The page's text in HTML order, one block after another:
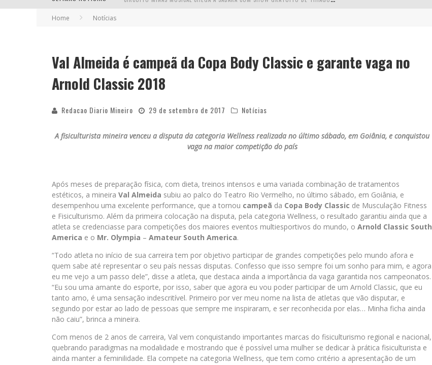
YAN TRAZ A TURNÊ NACIONAL DO PAGODYANDO PARA BELO HORIZONTE
Home Notícias
Val Almeida é campeã da Copa Body Classic e garante vaga no
Arnold Classic 2018
Redacao Diario Mineiro 29 de setembro de 2017 Notícias
A fisiculturista mineira venceu a disputa da categoria Wellness realizada no último sábado, em Goiânia, e conquistou
vaga na maior competição do país
Após meses de preparação física, com dieta, treinos intensos e uma variada combinação de tratamentos
estéticos, a mineira Val Almeida subiu ao palco do Teatro Rio Vermelho, no último sábado, em Goiânia, e
desempenhou uma excelente performance, que a tornou campeã da Copa Body Classic de Musculação Fitness
e Fisiculturismo. Além da primeira colocação na disputa, pela categoria Wellness, o resultado garantiu ainda que a
atleta se credenciasse para competições dos maiores eventos multiesportivos do mundo, o Arnold Classic South
America e o Mr. Olympia – Amateur South America.
“Todo atleta no início de sua carreira tem por objetivo participar de grandes competições pelo mundo afora e
quem sabe até representar o seu país nessas disputas. Confesso que isso sempre foi um sonho para mim, e agora
eu me vejo a um passo dele”, disse a atleta, que destaca ainda a importância da vaga garantida nos campeonatos.
“Eu sou uma amante do esporte, por isso, saber que agora eu vou poder participar de um Arnold Classic, que eu
tanto amo, é uma sensação indescritível. Primeiro por ver meu nome na lista de atletas que vão disputar, e
segundo por estar ao lado de pessoas que sempre me inspiraram, e ser reconhecida por elas… Minha ficha ainda
não caiu”, brinca a mineira.
Com menos de 2 anos de carreira, Val vem conquistando importantes marcas do fisiculturismo regional e nacional,
quebrando paradigmas na modalidade e mostrando que é possível uma mulher se dedicar à prática fisiculturista e
ainda manter a feminilidade. Ela compete na categoria Wellness, que tem como critério a apresentação de um